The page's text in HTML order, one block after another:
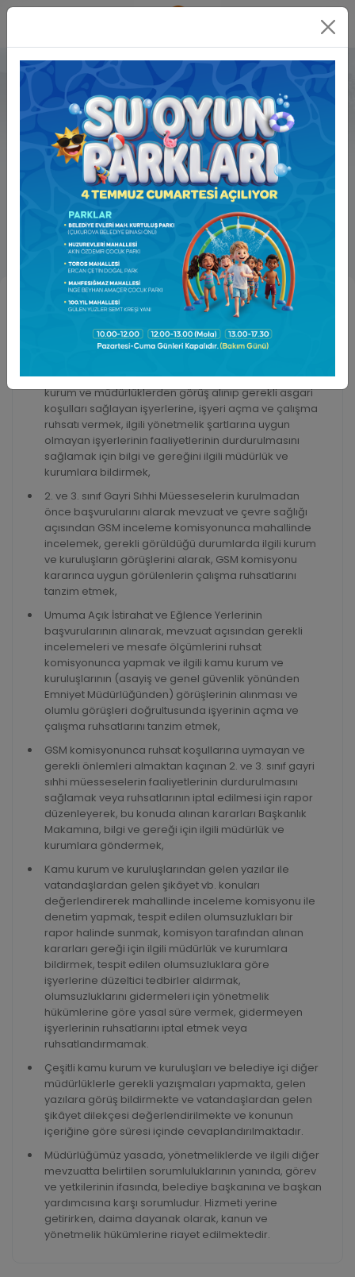
Ruhsat ve Denetim Müdürlüğü
Caner ÇETİN
0 322 239 64 64 (1228 )
isyeriruhsat@cukurova.bel.tr
Görev Tanımı veAlanları
yönetmelik gereği işyerini yerinde denetleyerek, ilgili
kurum ve müdürlüklerden görüş alınıp gerekli asgari
koşulları sağlayan işyerlerine, işyeri açma ve çalışma
ruhsatı vermek, ilgili yönetmelik şartlarına uygun
olmayan işyerlerinin faaliyetlerinin durdurulmasını
sağlamak için bilgi ve gereğini ilgili müdürlük ve
kurumlara bildirmek,
2. ve 3. sınıf Gayri Sıhhi Müesseselerin kurulmadan
önce başvurularını alarak mevzuat ve çevre sağlığı
açısından GSM inceleme komisyonunca mahallinde
incelemek, gerekli görüldüğü durumlarda ilgili kurum
ve kuruluşların görüşlerini alarak, GSM komisyonu
kararınca uygun görülenlerin çalışma ruhsatlarını
tanzim etmek,
Umuma Açık İstirahat ve Eğlence Yerlerinin
başvurularının alınarak, mevzuat açısından gerekli
incelemeleri ve mesafe ölçümlerini ruhsat
komisyonunca yapmak ve ilgili kamu kurum ve
kuruluşlarının (asayiş ve genel güvenlik yönünden
Emniyet Müdürlüğünden) görüşlerinin alınması ve
olumlu görüşleri doğrultusunda işyerinin açma ve
çalışma ruhsatlarını tanzim etmek,
GSM komisyonunca ruhsat koşullarına uymayan ve
gerekli önlemleri almaktan kaçınan 2. ve 3. sınıf gayri
sıhhi müesseselerin faaliyetlerinin durdurulmasını
sağlamak veya ruhsatlarının iptal edilmesi için rapor
düzenleyerek, bu konuda alınan kararları Başkanlık
Makamına, bilgi ve gereği için ilgili müdürlük ve
kurumlara göndermek,
Kamu kurum ve kuruluşlarından gelen yazılar ile
vatandaşlardan gelen şikâyet vb. konuları
değerlendirerek mahallinde inceleme komisyonu ile
denetim yapmak, tespit edilen olumsuzlukları bir
rapor halinde sunmak, komisyon tarafından alınan
kararları gereği için ilgili müdürlük ve kurumlara
bildirmek, tespit edilen olumsuzluklara göre
işyerlerine düzeltici tedbirler aldırmak,
olumsuzluklarını gidermeleri için yönetmelik
hükümlerine göre yasal süre vermek, gidermeyen
işyerlerinin ruhsatlarını iptal etmek veya
ruhsatlandırmamak.
Çeşitli kamu kurum ve kuruluşları ve belediye içi diğer
müdürlüklerle gerekli yazışmaları yapmakta, gelen
yazılara görüş bildirmekte ve vatandaşlardan gelen
şikâyet dilekçesi değerlendirilmekte ve konunun
içeriğine göre süresi içinde cevaplandırılmaktadır.
Müdürlüğümüz yasada, yönetmeliklerde ve ilgili diğer
mevzuatta belirtilen sorumluluklarının yanında, görev
ve yetkilerinin ifasında, belediye başkanına ve başkan
yardımcısına karşı sorumludur. Hizmeti yerine
getirirken, daima dayanak olarak, kanun ve
yönetmelik hükümlerine riayet edilmektedir.